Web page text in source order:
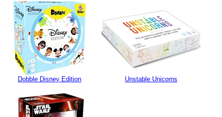
Dobble Disney Edition Unstable Unicorns